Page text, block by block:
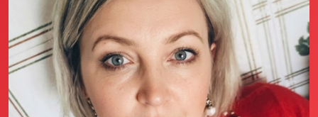
La fondatrice Valeria Pilla
Annunci Donne
Agenzia matrimoniale Club di Più
Love Notebook